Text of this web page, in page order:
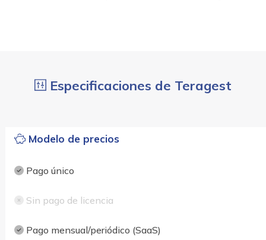
Especificaciones de Teragest
Modelo de precios
Pago único
Sin pago de licencia
Pago mensual/periódico (SaaS)